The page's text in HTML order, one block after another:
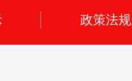
政策法规